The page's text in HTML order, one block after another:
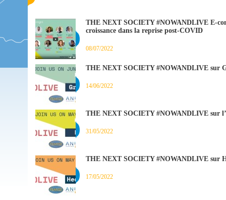
THE NEXT SOCIETY #NOWANDLIVE E-
croissance dans la reprise post-COVID
08/07/2022
THE NEXT SOCIETY #NOWANDLIVE sur
14/06/2022
THE NEXT SOCIETY #NOWANDLIVE sur
31/05/2022
THE NEXT SOCIETY #NOWANDLIVE sur
17/05/2022